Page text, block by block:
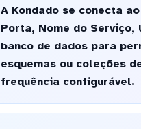
A Kondado se conecta
Porta, Nome do
banco de dados para
esquemas ou coleções
frequência configurável.